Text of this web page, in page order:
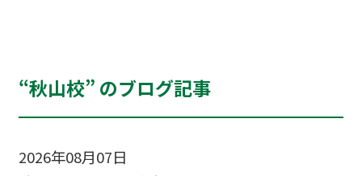
“秋山校” のブログ記事
2026年08月07日